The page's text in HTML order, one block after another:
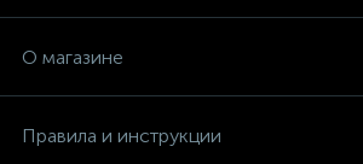
О магазине
Правила и инструкции